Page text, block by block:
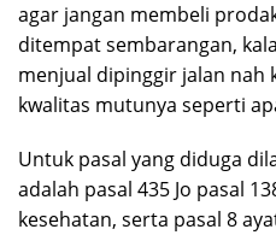
agar jangan membeli
ditempat sembarangan,
menjual dipinggir jalan nah
kwalitas mutunya seperti
Untuk pasal yang diduga
adalah pasal 435 Jo pasal
kesehatan, serta pasal 8